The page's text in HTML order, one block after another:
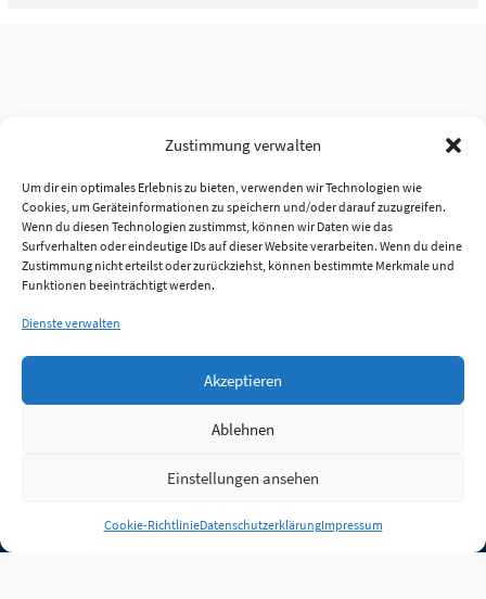
Zustimmung verwalten
Um dir ein optimales Erlebnis zu bieten, verwenden wir Technologien wie
Cookies, um Geräteinformationen zu speichern und/oder darauf zuzugreifen.
Wenn du diesen Technologien zustimmst, können wir Daten wie das
Surfverhalten oder eindeutige IDs auf dieser Website verarbeiten. Wenn du deine
Zustimmung nicht erteilst oder zurückziehst, können bestimmte Merkmale und
Funktionen beeinträchtigt werden.
Dienste verwalten
Akzeptieren
Ablehnen
Einstellungen ansehen
Cookie-RichtlinieDatenschutzerklärungImpressum
Anmelden
Jobs Partner FAQ Quellen